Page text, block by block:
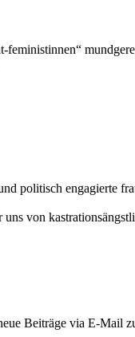
feministinnen“
politisch engagierte
von
Beiträge via E-Mail